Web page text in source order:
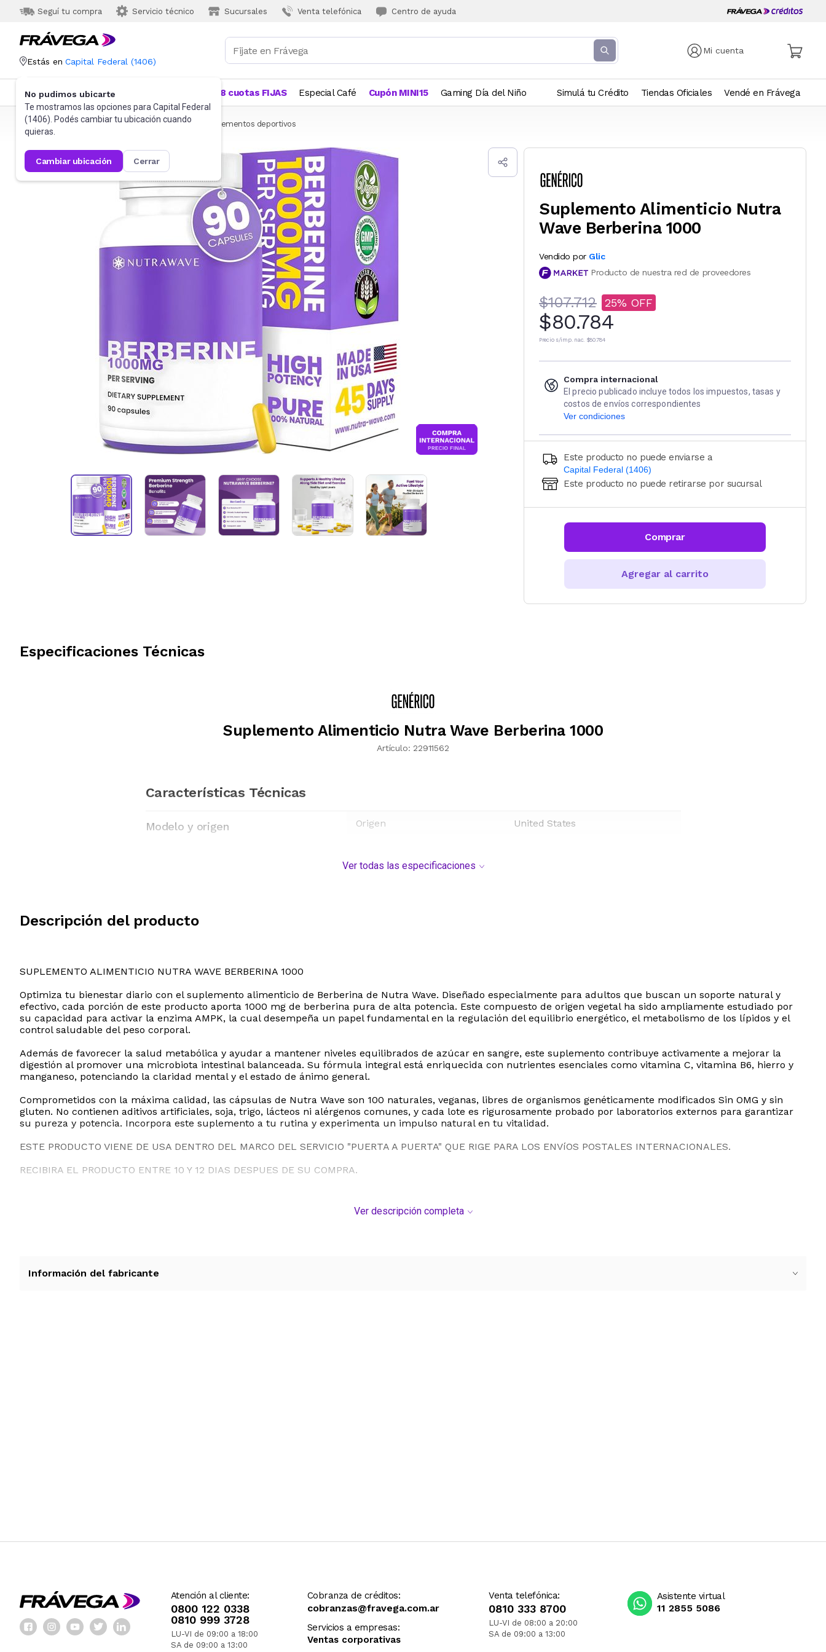
Seguí tu compra Servicio técnico Sucursales Venta telefónica Centro de ayuda
Mi cuenta
Estás en Capital Federal (1406)
No pudimos ubicarte
Te mostramos las opciones para Capital Federal
(1406). Podés cambiar tu ubicación cuando
quieras.
cambiar ubicación cerrar
Categorías Más Vendidos 18 cuotas FIJAS Especial Café Cupón MINI15 Gaming Día del Niño Simulá tu Crédito Tiendas Oficiales Vendé en Frávega
Frávega Deportes y fitness Suplementos Suplementos deportivos
Suplemento Alimenticio Nutra
Wave Berberina 1000
Vendido por Glic
Producto de nuestra red de proveedores
$107.712 25
$80.784
Precio s/imp. nac. $80.784
Compra internacional
El precio publicado incluye todos los impuestos, tasas y
costos de envíos correspondientes
Ver condiciones
Este producto no puede enviarse a
Capital Federal (1406)
Ingresá código postal (sólo números)
CALCULAR
Este producto no puede retirarse por sucursal
Comprar
Agregar al carrito
Especificaciones Técnicas
Suplemento Alimenticio Nutra Wave Berberina 1000
Artículo: 22911562
Características Técnicas
Modelo y origen Origen United States
Ver todas las especificaciones
Descripción del producto
SUPLEMENTO ALIMENTICIO NUTRA WAVE BERBERINA 1000
Optimiza tu bienestar diario con el suplemento alimenticio de Berberina de Nutra Wave. Diseñado especialmente para adultos que buscan un soporte natural y
efectivo, cada porción de este producto aporta 1000 mg de berberina pura de alta potencia. Este compuesto de origen vegetal ha sido ampliamente estudiado por
su capacidad para activar la enzima AMPK, la cual desempeña un papel fundamental en la regulación del equilibrio energético, el metabolismo de los lípidos y el
control saludable del peso corporal.
Además de favorecer la salud metabólica y ayudar a mantener niveles equilibrados de azúcar en sangre, este suplemento contribuye activamente a mejorar la
digestión al promover una microbiota intestinal balanceada. Su fórmula integral está enriquecida con nutrientes esenciales como vitamina C, vitamina B6, hierro y
manganeso, potenciando la claridad mental y el estado de ánimo general.
Comprometidos con la máxima calidad, las cápsulas de Nutra Wave son 100 naturales, veganas, libres de organismos genéticamente modificados Sin OMG y sin
gluten. No contienen aditivos artificiales, soja, trigo, lácteos ni alérgenos comunes, y cada lote es rigurosamente probado por laboratorios externos para garantizar
su pureza y potencia. Incorpora este suplemento a tu rutina y experimenta un impulso natural en tu vitalidad.
ESTE PRODUCTO VIENE DE USA DENTRO DEL MARCO DEL SERVICIO "PUERTA A PUERTA" QUE RIGE PARA LOS ENVíOS POSTALES INTERNACIONALES.
RECIBIRA EL PRODUCTO ENTRE 10 Y 12 DIAS DESPUES DE SU COMPRA.
Ver descripción completa
Información del fabricante
Atención al cliente:
0800 122 0338
0810 999 3728
LU-VI de 09:00 a 18:00
SA de 09:00 a 13:00
Cobranza de créditos:
cobranzas@fravega.com.ar
Servicios a empresas:
Ventas corporativas
Venta telefónica:
0810 333 8700
LU-VI de 08:00 a 20:00
SA de 09:00 a 13:00
Asistente virtual
11 2855 5086